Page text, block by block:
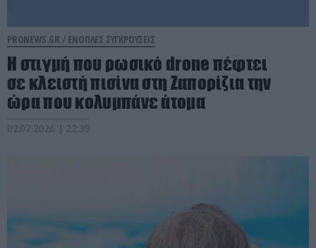
PRONEWS.GR / ΕΝΟΠΛΕΣ ΣΥΓΚΡΟΥΣΕΙΣ
Η στιγμή που ρωσικό drone πέφτει
σε κλειστή πισίνα στη Ζαπορίζια την
ώρα που κολυμπάνε άτομα
02.07.2026 | 22:39